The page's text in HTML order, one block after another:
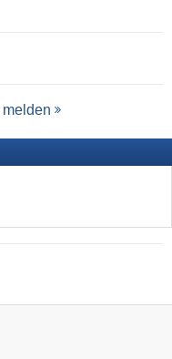
melden